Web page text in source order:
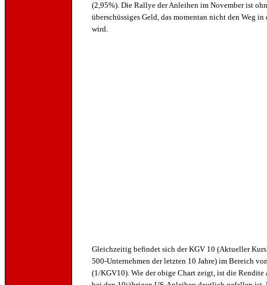
(2,95%). Die Rallye der Anleihen im November ist
überschüssiges Geld, das momentan nicht den Weg
wird.
Gleichzeitig befindet sich der KGV 10 (Aktueller
500-Unternehmen der letzten 10 Jahre) im Bereich
(1/KGV10). Wie der obige Chart zeigt, ist die